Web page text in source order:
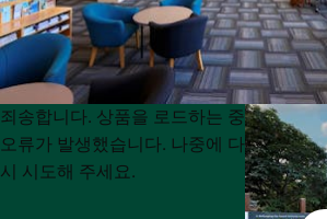
Product
List
Product
List
죄송합니다. 상품을 로드하는 중
오류가 발생했습니다. 나중에 다
시 시도해 주세요.